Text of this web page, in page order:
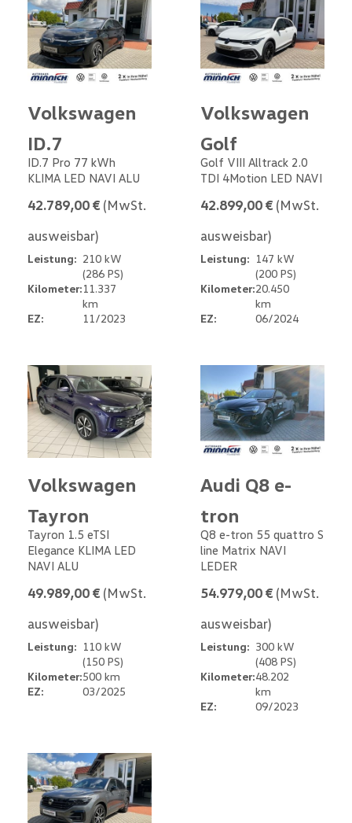
Volkswagen
ID.7
ID.7 Pro 77 kWh
KLIMA LED NAVI ALU
42.789,00 € (MwSt.
ausweisbar)
Leistung: 210 kW
(286 PS)
Kilometer:11.337
km
EZ:
11/2023
Volkswagen
Golf
Golf VIII Alltrack 2.0
TDI 4Motion LED NAVI
42.899,00 € (MwSt.
ausweisbar)
Leistung: 147 kW
(200 PS)
Kilometer:20.450
km
EZ:
06/2024
Volkswagen
Tayron
Tayron 1.5 eTSI
Elegance KLIMA LED
NAVI ALU
49.989,00 € (MwSt.
ausweisbar)
Leistung: 110 kW
(150 PS)
Kilometer:500 km
EZ:
03/2025
Audi Q8 e-
tron
Q8 e-tron 55 quattro S
line Matrix NAVI
LEDER
54.979,00 € (MwSt.
ausweisbar)
Leistung: 300 kW
(408 PS)
Kilometer:48.202
km
EZ:
09/2023